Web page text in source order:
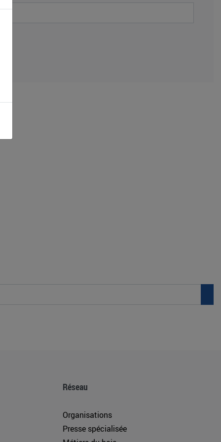
Réseau
Organisations
Presse spécialisée